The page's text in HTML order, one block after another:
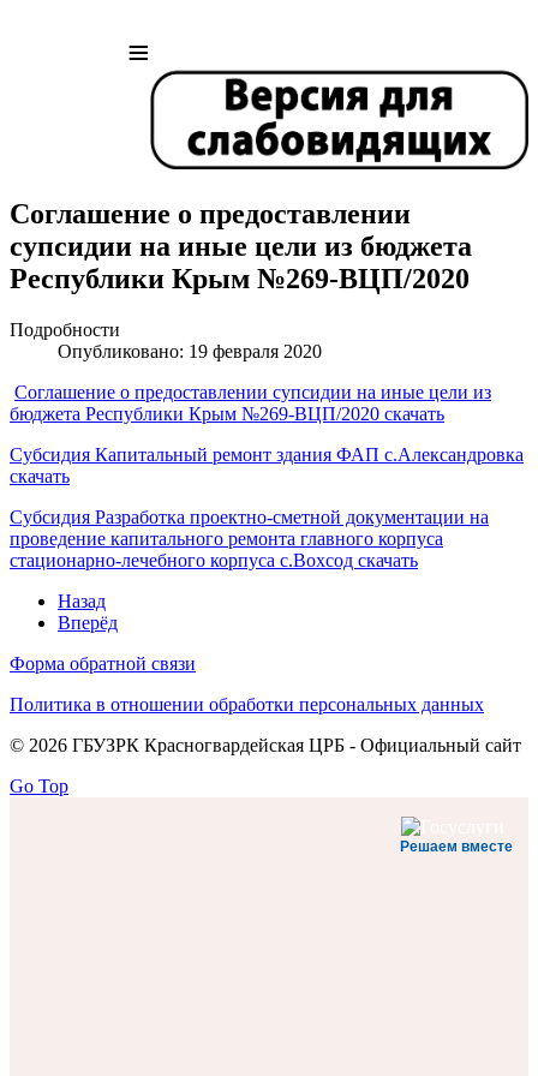
≡
Соглашение о предоставлении
супсидии на иные цели из бюджета
Республики Крым №269-ВЦП/2020
Подробности
Опубликовано: 19 февраля 2020
Соглашение о предоставлении супсидии на иные цели из
бюджета Республики Крым №269-ВЦП/2020 скачать
Субсидия Капитальный ремонт здания ФАП с.Александровка
скачать
Субсидия Разработка проектно-сметной документации на
проведение капитального ремонта главного корпуса
стационарно-лечебного корпуса с.Вохсод скачать
Назад
Вперёд
Форма обратной связи
Политика в отношении обработки персональных данных
© 2026 ГБУЗРК Красногвардейская ЦРБ - Официальный сайт
Go Top
Решаем вместе